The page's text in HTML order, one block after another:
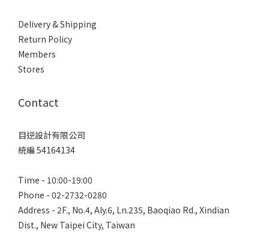
Delivery & Shipping
Return Policy
Members
Stores
Contact
目逆設計有限公司
統編 54164134
Time - 10:00-19:00
Phone - 02-2732-0280
Address - 2F., No.4, Aly.6, Ln.235, Baoqiao Rd., Xindian
Dist., New Taipei City, Taiwan